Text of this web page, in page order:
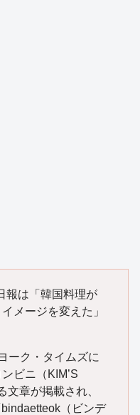
報は「韓国料理が
メージを変えた」
ーク・タイムズに
ビニ（KIM’S
章が掲載され、
（ビンデ